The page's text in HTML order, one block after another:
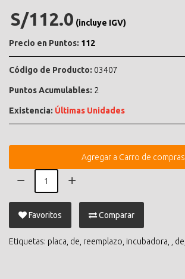
S/112.0 (incluye IGV)
Precio en Puntos: 112
Código de Producto: 03407
Puntos Acumulables: 2
Existencia: Últimas Unidades
Agregar a Carro de compras
Favoritos Comparar
Etiquetas: placa de reemplazo incubadora de